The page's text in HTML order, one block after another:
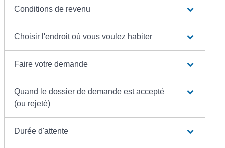
Conditions de revenu
Choisir l'endroit où vous voulez habiter
Faire votre demande
Quand le dossier de demande est accepté
(ou rejeté)
Durée d'attente